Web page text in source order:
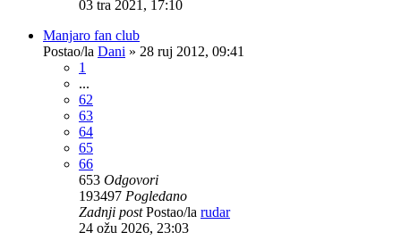
03 tra 2021, 17:10
Manjaro fan club
Postao/la Dani » 28 ruj 2012, 09:41
1
...
62
63
64
65
66
653 Odgovori
193497 Pogledano
Zadnji postPostao/la rudar
24 ožu 2026, 23:03